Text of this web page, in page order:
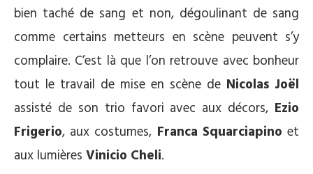
bien taché de sang et non, dégoulinant de sang
comme certains metteurs en scène peuvent s’y
complaire. C’est là que l’on retrouve avec bonheur
tout le travail de mise en scène de Nicolas Joël
assisté de son trio favori avec aux décors, Ezio
Frigerio, aux costumes, Franca Squarciapino et
aux lumières Vinicio Cheli.